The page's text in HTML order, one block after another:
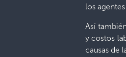
los
Así
y costos
causas de